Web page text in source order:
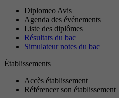
Diplomeo Avis
Agenda des événements
Liste des diplômes
Résultats du bac
Simulateur notes du bac
Établissements
Accès établissement
Référencer son établissement